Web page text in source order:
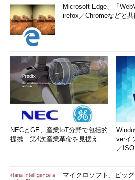
Microsoft Edge、「
irefox／Chromeなどと
NECとGE、産業IoT分野で包括的
提携 第4次産業革命を見据え
verイ
／
マイクロソフト、ビッ